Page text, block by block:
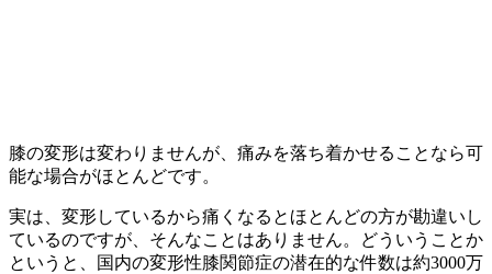
膝の変形は変わりませんが、痛みを落ち着かせることなら可
能な場合がほとんどです。
実は、変形しているから痛くなるとほとんどの方が勘違いし
ているのですが、そんなことはありません。どういうことか
というと、国内の変形性膝関節症の潜在的な件数は約3000万